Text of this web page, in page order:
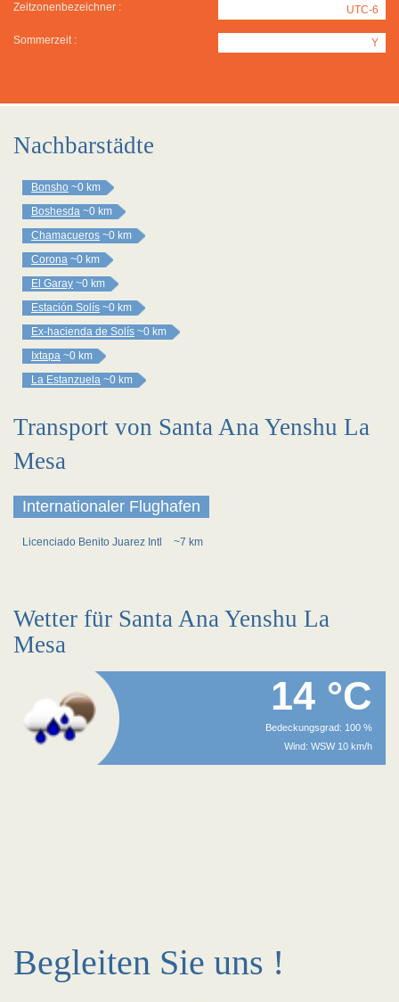
Zeitzonenbezeichner : UTC-6
Sommerzeit : Y
Nachbarstädte
Bonsho ~0 km
Boshesda ~0 km
Chamacueros ~0 km
Corona ~0 km
El Garay ~0 km
Estación Solís ~0 km
Ex-hacienda de Solís ~0 km
Ixtapa ~0 km
La Estanzuela ~0 km
Transport von Santa Ana Yenshu La
Mesa
Internationaler Flughafen
Licenciado Benito Juarez Intl ~7 km
Wetter für Santa Ana Yenshu La
Mesa
14 °C
Bedeckungsgrad: 100 %
Wind: WSW 10 km/h
Begleiten Sie uns !